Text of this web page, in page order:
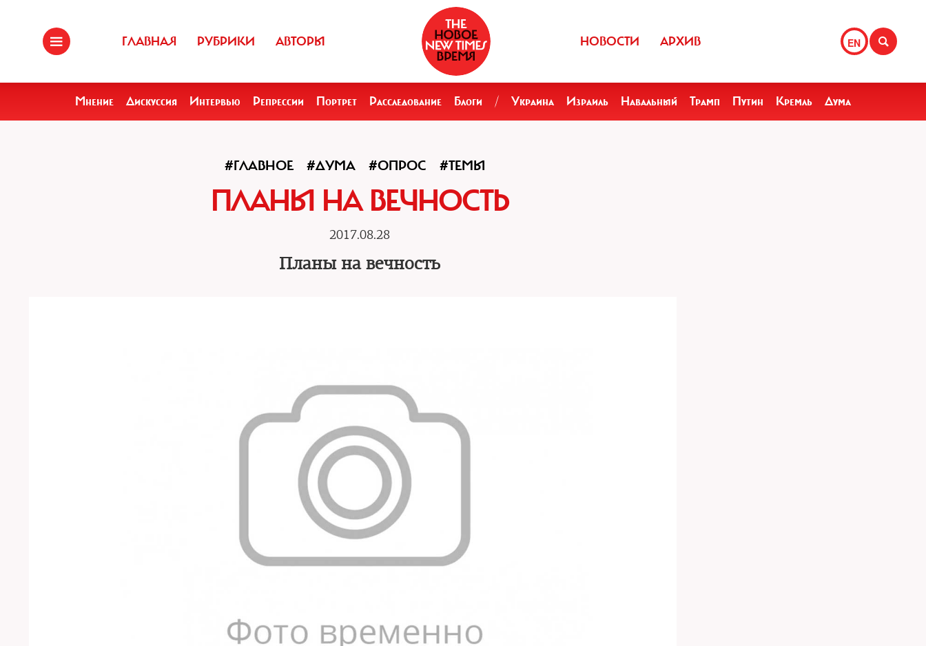
ГЛАВНАЯ РУБРИКИ АВТОРЫ EN
НОВОСТИ АРХИВ
Мнение Дискуссия Интервью Репрессии Портрет Расследование Блоги / Украина Израиль Навальный Трамп Путин Кремль Дума
#ГЛАВНОЕ #ДУМА #ОПРОС #ТЕМЫ
ПЛАНЫ НА ВЕЧНОСТЬ
2017.08.28
Планы на вечность